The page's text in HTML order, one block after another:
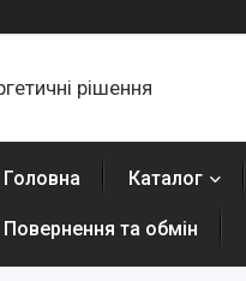
рішення
Головна Каталог
Повернення та обмін